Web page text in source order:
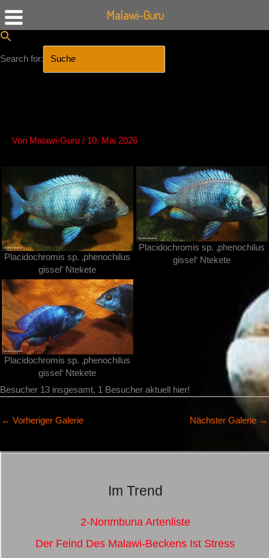
Search for:
Von Malawi-Guru / 10. Mai 2026
Placidochromis sp. ‚phenochilus
gissel‘ Ntekete
Placidochromis sp. ‚phenochilus
gissel‘ Ntekete
Placidochromis sp. ‚phenochilus
gissel‘ Ntekete
Besucher 13 insgesamt, 1 Besucher aktuell hier!
← Vorheriger Galerie Nächster Galerie →
Im Trend
2-Nonmbuna Artenliste
Der Feind Des Malawi-Beckens Ist Stress
Malawi-Guru